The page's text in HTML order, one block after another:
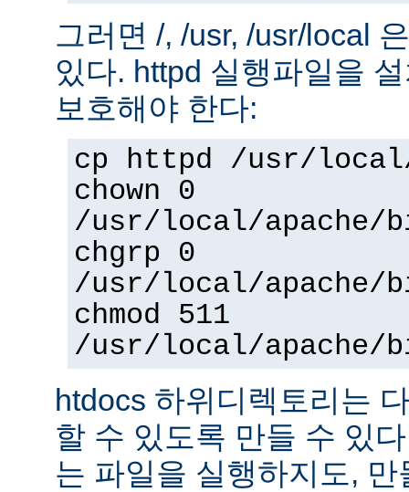
그러면 /, /usr, /usr/local
있다. httpd 실행파일을
보호해야 한다:
cp httpd /usr/
chown 0
/usr/local/apache/
chgrp 0
/usr/local/apache/
chmod 511
/usr/local/apache/
htdocs 하위디렉토리는
할 수 있도록 만들 수 있
는 파일을 실행하지도,